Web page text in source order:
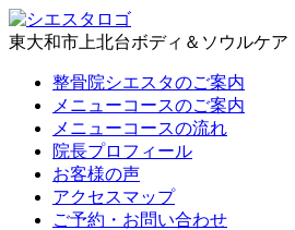
東大和市上北台ボディ＆ソウルケア
整骨院シエスタのご案内
メニューコースのご案内
メニューコースの流れ
院長プロフィール
お客様の声
アクセスマップ
ご予約・お問い合わせ